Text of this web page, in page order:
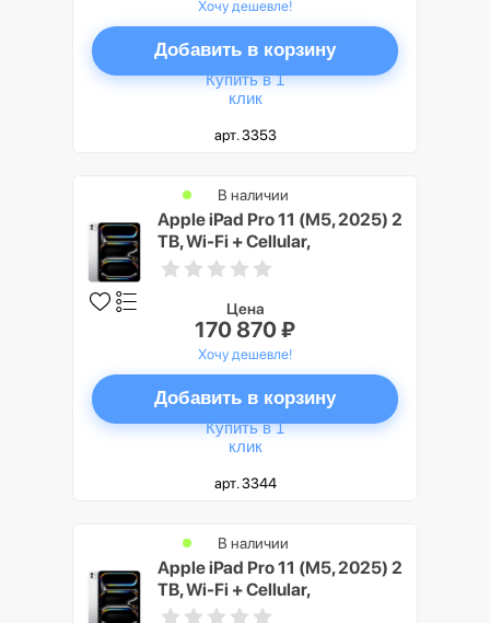
Хочу дешевле!
Добавить в корзину
Купить в 1
клик
арт. 3353
Apple iPad Pro 11 (M5, 2025) 2
TB, Wi-Fi + Cellular,
Серебристый (Silver)
В наличии
Цена
170 870 ₽
Хочу дешевле!
Добавить в корзину
Купить в 1
клик
арт. 3344
Apple iPad Pro 11 (M5, 2025) 2
TB, Wi-Fi + Cellular,
Серебристый (Silver), Nano-
В наличии